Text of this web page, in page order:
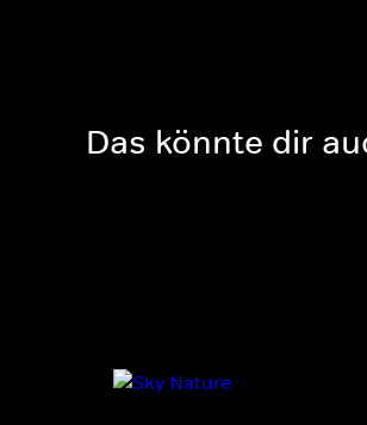
Das könnte dir